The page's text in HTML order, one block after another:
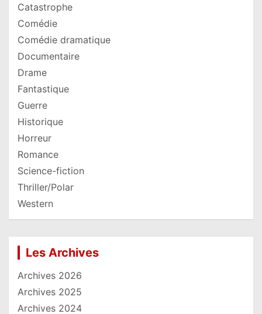
Catastrophe
Comédie
Comédie dramatique
Documentaire
Drame
Fantastique
Guerre
Historique
Horreur
Romance
Science-fiction
Thriller/Polar
Western
Les Archives
Archives 2026
Archives 2025
Archives 2024